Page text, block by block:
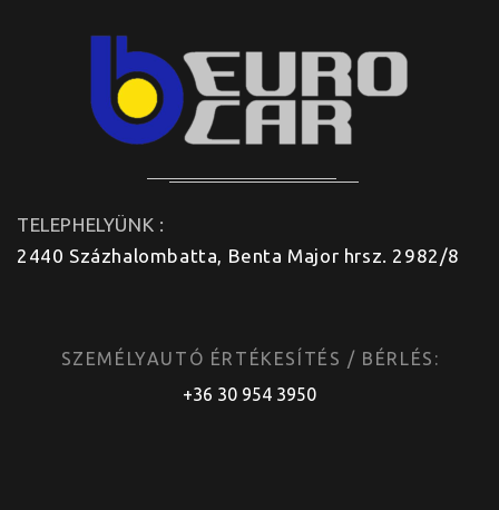
TELEPHELYÜNK :
2440 Százhalombatta, Benta Major hrsz. 2982/8
SZEMÉLYAUTÓ ÉRTÉKESÍTÉS / BÉRLÉS:
+36 30 954 3950